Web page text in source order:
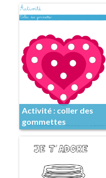
Activité : coller des
gommettes